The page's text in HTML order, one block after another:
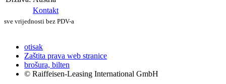
Kontakt
sve vrijednosti bez PDV-a
otisak
Zaštita prava web stranice
brošura, bilten
© Raiffeisen-Leasing International GmbH